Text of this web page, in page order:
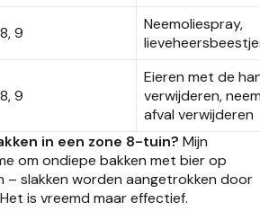
8, 9
Neemoliespray,
8, 9
Eieren met de
verwijderen,
afval verwijderen
in een zone 8-tuin? Mijn
om ondiepe bakken met bier op
slakken worden aangetrokken door
is vreemd maar effectief.